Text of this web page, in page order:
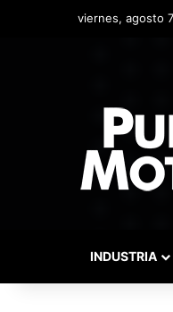
viernes, agosto
INDUSTRIA